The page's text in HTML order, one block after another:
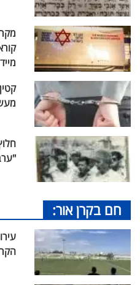
חם בקרן אור: